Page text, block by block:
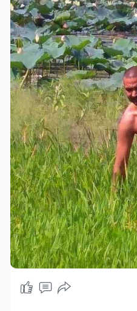
यानी अपनी आत्मा की आवाज
परमात्मा प्रधान है यानी
मिली है,,वे उन आत्मवान लोगों को
ताकि तुम आसान शिकार हो सको,,
तुंम नंगी होकर नाचती हो कि अब
तब तुम यह सोचती हो कि घर में
टारगेट से बड़ा निशाना सेट कर
इतना कठिन नहीं यह,,
#पितृसत्तात्मकसमाज यानी वह
संचालित है,, यानी#वेदसे संचालित
जगतपिता है,, लेकिन दिमाग से
पिता,, वे उसका विरोध करती
देती हैं स्वयं उनको भी नहीं पता
लिवर आंखे बेची जा चुकी होती हैं या
चुकी होती हैं कि वेश्या भी उनके
में पहुंच चुकी होती हैं,,
तो पितृसत्तात्मक समाज या पुरुष
की बात करोगे तो ऐसा शरीर
चलाती है और समाज की बात करोगे
साक्षी मानकर पुण्य परिश्रम और
आप भाई, पति या पिता सोचते हैं
मानसिक चैकप करवाइए पलिज्ज,,
ॐ श्री परमात्मने नमः। *सूर्यदेव*